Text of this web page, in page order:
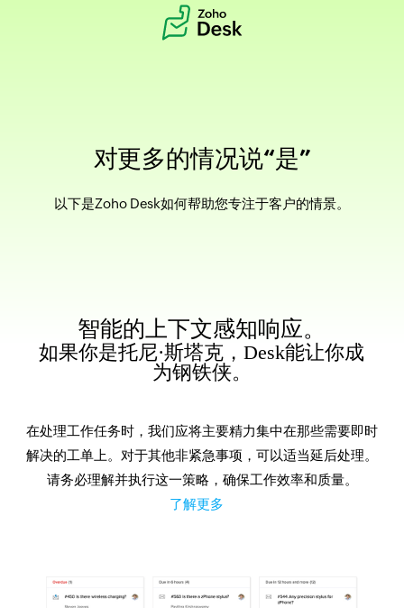
对更多的情况说“是”
以下是Zoho Desk如何帮助您专注于客户的情景。
智能的上下文感知响应。
如果你是托尼·斯塔克，Desk能让你成
为钢铁侠。
在处理工作任务时，我们应将主要精力集中在那些需要即时
解决的工单上。对于其他非紧急事项，可以适当延后处理。
请务必理解并执行这一策略，确保工作效率和质量。
了解更多